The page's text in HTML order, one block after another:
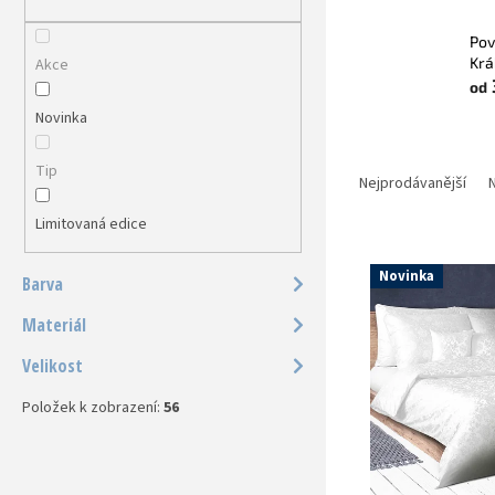
Akce
Novinka
Tip
Limitovaná edice
Barva
Materiál
Velikost
Položek k zobrazení: 56
od
Nejprodávanější
Novinka